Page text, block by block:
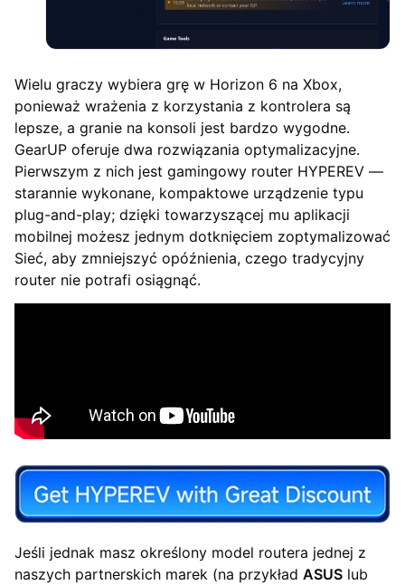
Wielu graczy wybiera grę w Horizon 6 na Xbox,
ponieważ wrażenia z korzystania z kontrolera są
lepsze, a granie na konsoli jest bardzo wygodne.
GearUP oferuje dwa rozwiązania optymalizacyjne.
Pierwszym z nich jest gamingowy router HYPEREV —
starannie wykonane, kompaktowe urządzenie typu
plug-and-play; dzięki towarzyszącej mu aplikacji
mobilnej możesz jednym dotknięciem zoptymalizować
Sieć, aby zmniejszyć opóźnienia, czego tradycyjny
router nie potrafi osiągnąć.
Jeśli jednak masz określony model routera jednej z
naszych partnerskich marek (na przykład ASUS lub